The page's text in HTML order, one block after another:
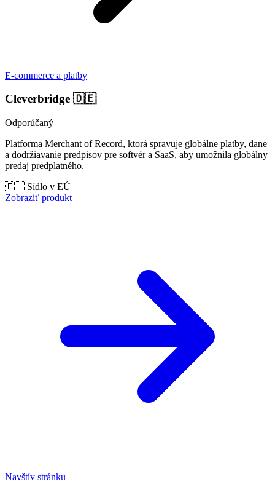
E-commerce a platby
Cleverbridge 🇩🇪
Odporúčaný
Platforma Merchant of Record, ktorá spravuje globálne platby, dane
a dodržiavanie predpisov pre softvér a SaaS, aby umožnila globálny
predaj predplatného.
🇪🇺 Sídlo v EÚ
Zobraziť produkt
Navštív stránku